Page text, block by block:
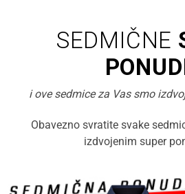
SEDMIČNE
i ove sedmice za Vas smo
Obavezno svratite svake
izdvojenim super